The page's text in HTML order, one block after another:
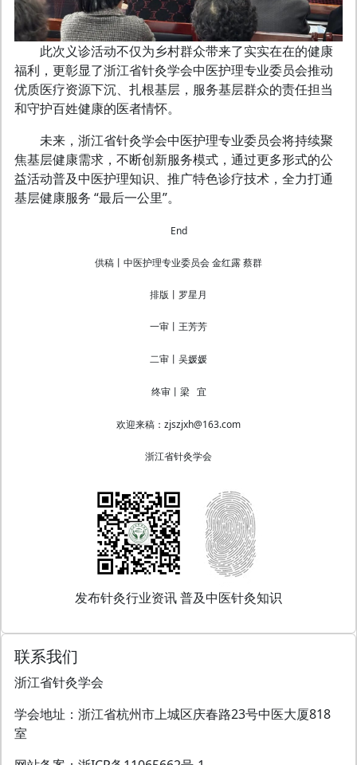
此次义诊活动不仅为乡村群众带来了实实在在的健康
福利，更彰显了浙江省针灸学会中医护理专业委员会推动
优质医疗资源下沉、扎根基层，服务基层群众的责任担当
和守护百姓健康的医者情怀。
未来，浙江省针灸学会中医护理专业委员会将持续聚
焦基层健康需求，不断创新服务模式，通过更多形式的公
益活动普及中医护理知识、推广特色诊疗技术，全力打通
基层健康服务 “最后一公里”。
End
供稿丨中医护理专业委员会金红露 蔡群
排版丨罗星月
一审丨王芳芳
二审丨吴媛媛
终审丨梁 宜
欢迎来稿：zjszjxh@163.com
浙江省针灸学会
发布针灸行业资讯 普及中医针灸知识
联系我们
浙江省针灸学会
学会地址：浙江省杭州市上城区庆春路23号中医大厦818
室